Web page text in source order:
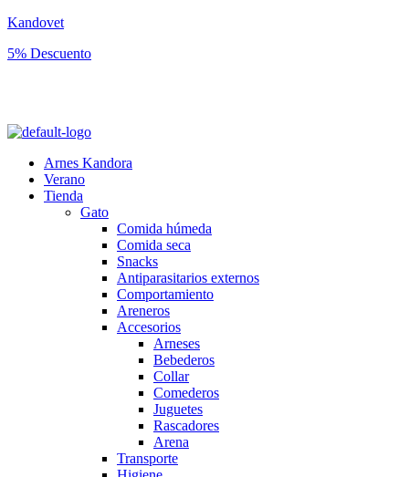
Kandovet
5% Descuento
Arnes Kandora
Verano
Tienda
Gato
Comida húmeda
Comida seca
Snacks
Antiparasitarios externos
Comportamiento
Areneros
Accesorios
Arneses
Bebederos
Collar
Comederos
Juguetes
Rascadores
Arena
Transporte